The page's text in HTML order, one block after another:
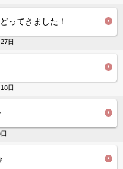
ってきました！
日
日